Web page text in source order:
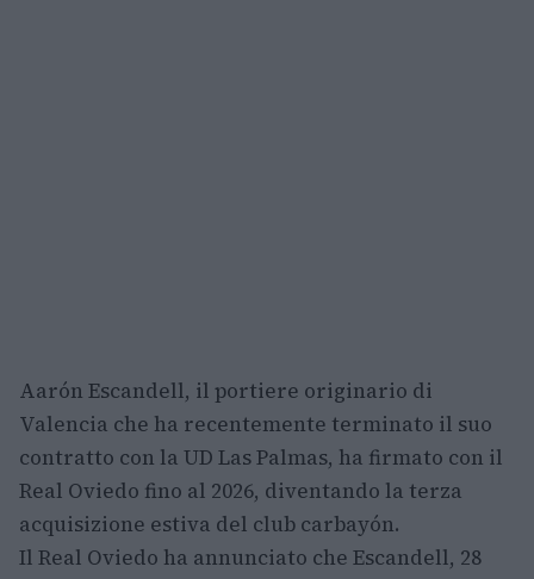
Aarón Escandell, il portiere originario di
Valencia che ha recentemente terminato il suo
contratto con la UD Las Palmas, ha firmato con il
Real Oviedo fino al 2026, diventando la terza
acquisizione estiva del club carbayón.
Il Real Oviedo ha annunciato che Escandell, 28